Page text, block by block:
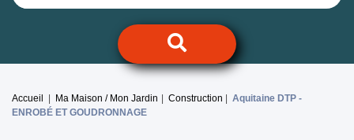
Accueil Ma Maison / Mon Jardin Construction
Aquitaine DTP -
ENROBÉ ET GOUDRONNAGE